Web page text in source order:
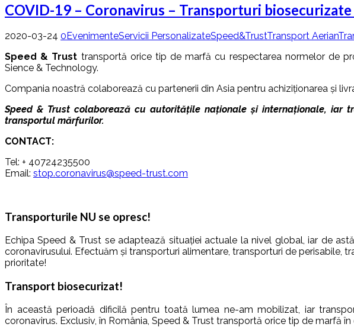
COVID-19 – Coronavirus – Transporturi
2020-03-24 0EvenimenteServicii PersonalizateSpeed&TrustTransport Aerian
Speed & Trust transportă orice tip de marfă cu respectarea normelor de
Sience & Technology.
Compania noastră colaborează cu partenerii din Asia pentru achiziționarea și
Speed & Trust colaborează cu autoritățile naționale și internaționale,
transportul mărfurilor.
CONTACT:
Tel: + 40724235500
Email: stop.coronavirus@speed-trust.com
Transporturile NU se opresc!
Echipa Speed & Trust se adaptează situației actuale la nivel global, iar de
coronavirusului. Efectuăm și transporturi alimentare, transporturi de perisabile,
prioritate!
Transport biosecurizat!
În această perioadă dificilă pentru toată lumea ne-am mobilizat, iar
coronavirus. Exclusiv, în România, Speed & Trust transportă orice tip de marfă